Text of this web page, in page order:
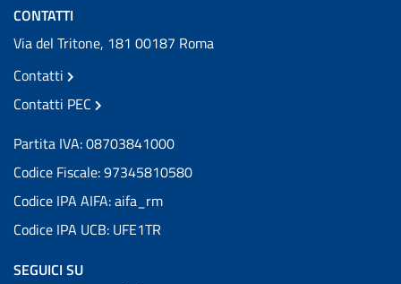
CONTATTI
Via del Tritone, 181 00187 Roma
Contatti
Contatti PEC
Partita IVA: 08703841000
Codice Fiscale: 97345810580
Codice IPA AIFA: aifa_rm
Codice IPA UCB: UFE1TR
SEGUICI SU